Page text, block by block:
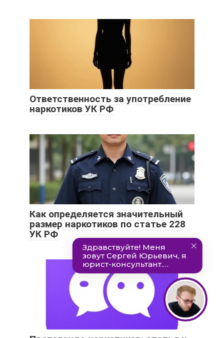
Ответственность за употребление
наркотиков УК РФ
Как определяется значительный
размер наркотиков по статье 228
УК РФ